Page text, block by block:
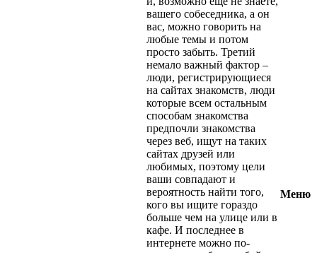
вашего собеседника, а он
вас, можно говорить на
любые темы и потом
просто забыть. Третий
немало важный фактор –
люди, регистрирующиеся
на сайтах знакомств, люди
которые всем остальным
способам знакомства
предпочли знакомства
через веб, ищут на таких
сайтах друзей или
любимых, поэтому цели
ваши совпадают и
вероятность найти того,
кого вы ищите гораздо
больше чем на улице или в
кафе. И последнее в
интернете можно по-
Меню